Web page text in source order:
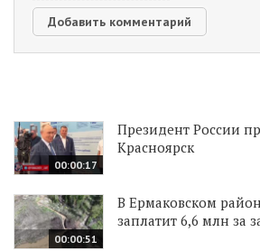
00:00:17
Президент России
Красноярск
00:00:51
В Ермаковском
заплатит 6,6 млн за